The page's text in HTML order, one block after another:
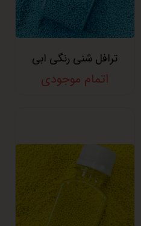
ترافل شنی رنگی ابی
اتمام موجودی